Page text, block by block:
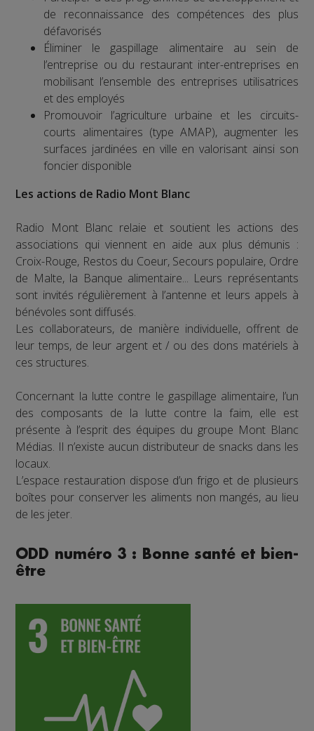
de reconnaissance des compétences des plus
défavorisés
Éliminer le gaspillage alimentaire au sein de
l’entreprise ou du restaurant inter-entreprises en
mobilisant l’ensemble des entreprises utilisatrices
et des employés
Promouvoir l’agriculture urbaine et les circuits-
courts alimentaires (type AMAP), augmenter les
surfaces jardinées en ville en valorisant ainsi son
foncier disponible
Les actions de Radio Mont Blanc
Radio Mont Blanc relaie et soutient les actions des
associations qui viennent en aide aux plus démunis :
Croix-Rouge, Restos du Coeur, Secours populaire, Ordre
de Malte, la Banque alimentaire... Leurs représentants
sont invités régulièrement à l’antenne et leurs appels à
bénévoles sont diffusés.
Les collaborateurs, de manière individuelle, offrent de
leur temps, de leur argent et / ou des dons matériels à
ces structures.
Concernant la lutte contre le gaspillage alimentaire, l’un
des composants de la lutte contre la faim, elle est
présente à l’esprit des équipes du groupe Mont Blanc
Médias. Il n’existe aucun distributeur de snacks dans les
locaux.
L’espace restauration dispose d’un frigo et de plusieurs
boîtes pour conserver les aliments non mangés, au lieu
de les jeter.
ODD numéro 3 : Bonne santé et bien-
être